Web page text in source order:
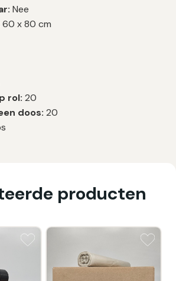
Nee
60 x 80 cm
rol: 20
doos: 20
producten